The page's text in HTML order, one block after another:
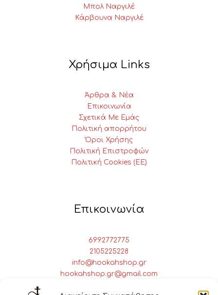
Μπολ Ναργιλέ
Κάρβουνα Ναργιλέ
Χρήσιμα Links
Άρθρα & Νέα
Επικοινωνία
Σχετικά Με Εμάς
Πολιτική απορρήτου
Όροι Χρήσης
Πολιτική Επιστροφών
Πολιτική Cookies (ΕΕ)
Επικοινωνία
6992772775
2105225228
info@hookahshop.gr
hookahshop.gr@gmail.com